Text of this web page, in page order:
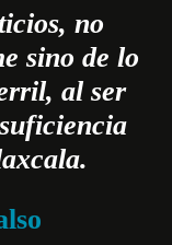
no
sino de lo
al ser